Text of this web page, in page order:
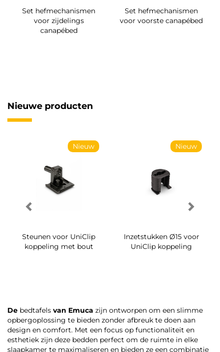
Set hefmechanismen
voor zijdelings
canapébed
Set hefmechanismen
voor voorste canapébed
Nieuwe producten
Nieuw
Steunen voor UniClip
koppeling met bout
Nieuw
Inzetstukken Ø15 voor
UniClip koppeling
De bedtafels van Emuca zijn ontworpen om een slimme
opbergoplossing te bieden zonder afbreuk te doen aan
design en comfort. Met een focus op functionaliteit en
esthetiek zijn deze bedden perfect om de ruimte in elke
slaapkamer te maximaliseren en bieden ze een combinatie